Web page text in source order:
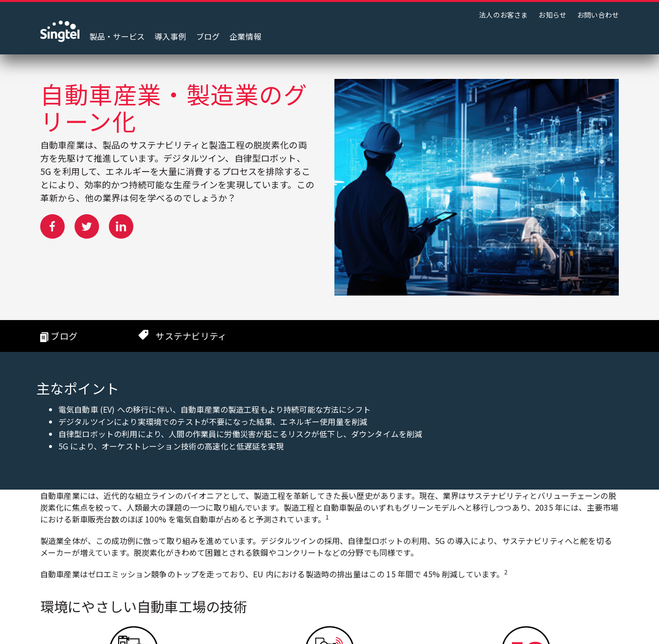
法人のお客さま お知らせ お問い合わせ
製品・サービス 導入事例 ブログ 企業情報
自動車産業・製造業のグ
リーン化
自動車産業は、製品のサステナビリティと製造工程の脱炭素化の両
方を先駆けて推進しています。デジタルツイン、自律型ロボット、
5G を利用して、エネルギーを大量に消費するプロセスを排除するこ
とにより、効率的かつ持続可能な生産ラインを実現しています。この
革新から、他の業界は何を学べるのでしょうか？
ブログ サステナビリティ
主なポイント
電気自動車 (EV) への移行に伴い、自動車産業の製造工程もより持続可能な方法にシフト
デジタルツインにより実環境でのテストが不要になった結果、エネルギー使用量を削減
自律型ロボットの利用により、人間の作業員に労働災害が起こるリスクが低下し、ダウンタイムを削減
5G により、オーケストレーション技術の高速化と低遅延を実現
自動車産業には、近代的な組立ラインのパイオニアとして、製造工程を革新してきた長い歴史があります。現在、業界はサステナビリティとバリューチェーンの脱
炭素化に焦点を絞って、人類最大の課題の一つに取り組んでいます。製造工程と自動車製品のいずれもグリーンモデルへと移行しつつあり、2035 年には、主要市場
における新車販売台数のほぼ 100% を電気自動車が占めると予測されています。
1
製造業全体が、この成功例に倣って取り組みを進めています。デジタルツインの採用、自律型ロボットの利用、5G の導入により、サステナビリティへと舵を切る
メーカーが増えています。脱炭素化がきわめて困難とされる鉄鋼やコンクリートなどの分野でも同様です。
自動車産業はゼロエミッション競争のトップを走っており、EU 内における製造時の排出量はこの 15 年間で 45% 削減しています。2
環境にやさしい自動車工場の技術